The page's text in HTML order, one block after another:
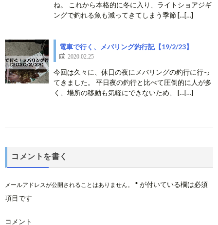
ね。 これから本格的に冬に入り、ライトショアジギ
ングで釣れる魚も減ってきてしまう季節 […[…]
電車で行く、メバリング釣行記【19/2/23】
2020.02.25
今回は久々に、休日の夜にメバリングの釣行に行っ
てきました。 平日夜の釣行と比べて圧倒的に人が多
く、場所の移動も気軽にできないため、 […[…]
コメントを書く
メールアドレスが公開されることはありません。 * が付いている欄は必須
項目です
コメント